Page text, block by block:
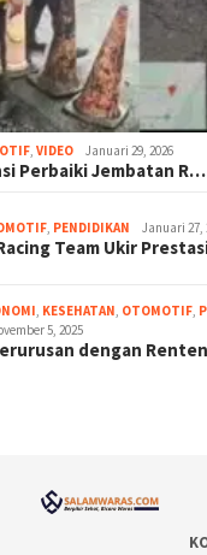
, VIDEO Januari 29, 2026
Perbaiki Jembatan R…
, PENDIDIKAN Januari 27,
Team Ukir
, KESEHATAN, OTOMOTIF,
5, 2025
dengan